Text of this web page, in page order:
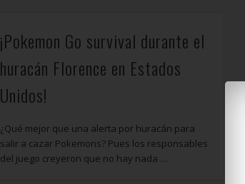
¡Pokemon Go survival durante el
huracán Florence en Estados
Unidos!
¿Qué mejor que una alerta por huracán para
salir a cazar Pokemons? Pues los responsables
del juego creyeron que no hay nada …